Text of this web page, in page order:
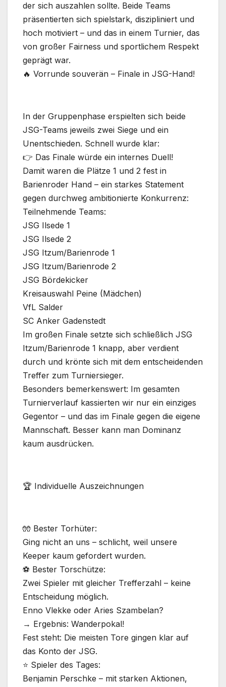
der sich auszahlen sollte. Beide Teams
präsentierten sich spielstark, diszipliniert und
hoch motiviert – und das in einem Turnier, das
von großer Fairness und sportlichem Respekt
geprägt war.
🔥 Vorrunde souverän – Finale in JSG-Hand!
In der Gruppenphase erspielten sich beide
JSG-Teams jeweils zwei Siege und ein
Unentschieden. Schnell wurde klar:
👉 Das Finale würde ein internes Duell!
Damit waren die Plätze 1 und 2 fest in
Barienroder Hand – ein starkes Statement
gegen durchweg ambitionierte Konkurrenz:
Teilnehmende Teams:
JSG Ilsede 1
JSG Ilsede 2
JSG Itzum/Barienrode 1
JSG Itzum/Barienrode 2
JSG Bördekicker
Kreisauswahl Peine (Mädchen)
VfL Salder
SC Anker Gadenstedt
Im großen Finale setzte sich schließlich JSG
Itzum/Barienrode 1 knapp, aber verdient
durch und krönte sich mit dem entscheidenden
Treffer zum Turniersieger.
Besonders bemerkenswert: Im gesamten
Turnierverlauf kassierten wir nur ein einziges
Gegentor – und das im Finale gegen die eigene
Mannschaft. Besser kann man Dominanz
kaum ausdrücken.
🏆 Individuelle Auszeichnungen
🧤 Bester Torhüter:
Ging nicht an uns – schlicht, weil unsere
Keeper kaum gefordert wurden.
⚽ Bester Torschütze:
Zwei Spieler mit gleicher Trefferzahl – keine
Entscheidung möglich.
Enno Vlekke oder Aries Szambelan?
→ Ergebnis: Wanderpokal!
Fest steht: Die meisten Tore gingen klar auf
das Konto der JSG.
⭐ Spieler des Tages:
Benjamin Perschke – mit starken Aktionen,